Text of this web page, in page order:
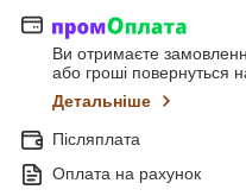
Ви отримаєте
або гроші повернуться
Детальніше
Післяплата
Оплата на рахунок